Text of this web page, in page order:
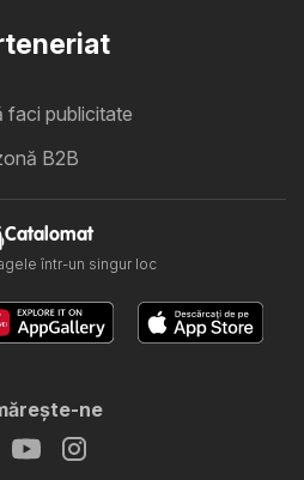
faci publicitate
B2B
Catalomat
într-un singur loc
ne